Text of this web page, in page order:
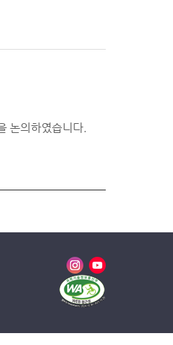
논의하였습니다.